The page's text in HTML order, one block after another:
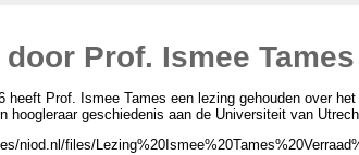
Prof. Ismee
heeft Prof. Ismee Tames een lezing gehouden over
hoogleraar geschiedenis aan de Universiteit van
niod.nl/files/